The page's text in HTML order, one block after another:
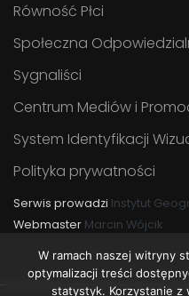
Równość Płci
Społeczna
Sygnaliści
Centrum Mediów i
System Identyfikacji
Polityka prywatności
Serwis prowadzi Instytut
Webmaster Marcin Wójcik
W ramach naszej witryny
optymalizacji treści
statystyk. Korzystanie z